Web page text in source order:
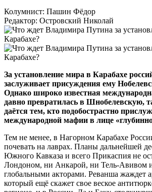
Колумнист: Пашин Фёдор
Редактор: Островский Николай
За установление мира в Карабахе
заслуживает присуждения ему
Однако широко известная
давно превратилась в Шнобелевскую,
даётся тем, кто подобострастно
международной мафии в лице
Тем не менее, в Нагорном Карабахе
почевать на лаврах. Планы дальнейшей
Южного Кавказа и всего Прикаспия не
Лондоном, ни Анкарой, ни Тель-Авивом
глобальными акторами. Реванша жаждет
который ещё скажет свое веское